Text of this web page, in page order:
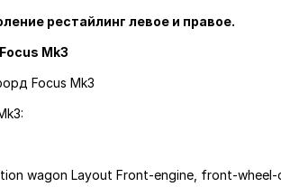
рестайлинг левое и правое.
Mk3
Focus Mk3
wagon Layout Front-engine, front-